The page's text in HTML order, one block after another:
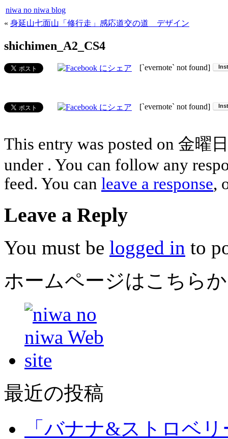
niwa no niwa blog
« 身延山七面山「修行走」感応道交の道 デザイン
shichimen_A2_CS4
[`evernote` not found]
[`evernote` not found]
This entry was posted on 金曜
under . You can follow any
feed. You can leave a response,
Leave a Reply
You must be logged in to
ホームページはこちら
最近の投稿
「バナナ&ストロベ